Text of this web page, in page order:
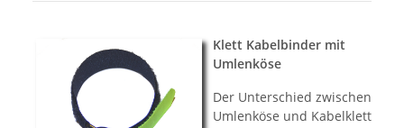
Klett Kabelbinder mit
Umlenköse
Der Unterschied zwischen
Umlenköse und Kabelklett